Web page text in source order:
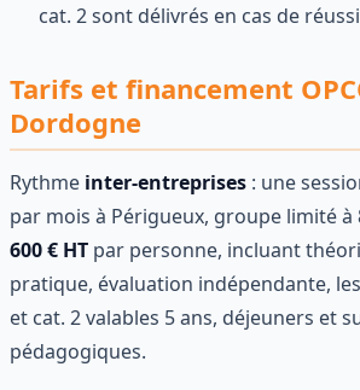
cat. 2 sont délivrés en cas de
Tarifs et financement
Dordogne
Rythme inter-entreprises : une
par mois à Périgueux, groupe limité à
600 € HT par personne, incluant
pratique, évaluation indépendante, les
et cat. 2 valables 5 ans, déjeuners et
pédagogiques.